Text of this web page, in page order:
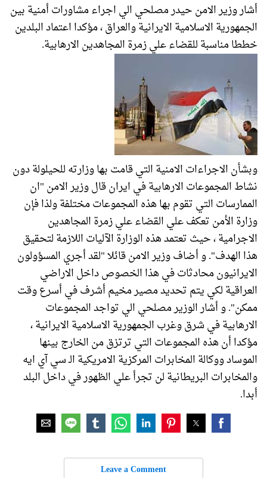
أشار وزير الامن حيدر مصلحي الي اجراء مشاورات أمنية بين
الجمهورية الاسلامية الايرانية والعراق ، مؤكدا اعتماد البلدين
خططا مناسبة للقضاء علي زمرة المجاهدين الارهابية.
وبشأن الاجراءات الامنية التي قامت بها وزارته للحيلولة دون
نشاط المجموعات الارهابية في ايران قال وزير الامن "ان
الممارسات التي تقوم بها هذه المجموعات مختلفة ولذا فإن
وزارة الأمن تعكف علي القضاء علي زمرة المجاهدين
الاجرامية ، حيث تعتمد هذه الوزارة الآليات اللازمة لتحقيق
هذا الهدف". و أضاف وزير الامن قائلا "لقد أجري المسؤولون
الايرانيون محادثات في هذا الخصوص داخل الاراضي
العراقية لكي يتم تحديد مصير مخيم أشرف في أسرع وقت
ممكن". و أشار الوزير مصلحي الي تواجد المجموعات
الارهابية في شرق وغرب الجمهورية الاسلامية الايرانية ،
مؤكدا أن هذه المجموعات التي ترتزق من الخارج بينها
الموساد ووكالة المخابرات المركزية الامريكية الـ سي آي ايه
والمخابرات البريطانية لن تجرأ علي الظهور في داخل البلد
أبدا.
Leave a Comment